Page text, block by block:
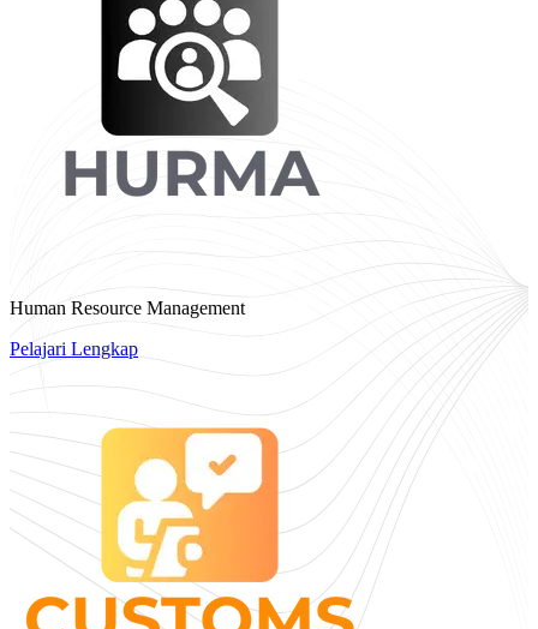
Human Resource Management
Pelajari Lengkap